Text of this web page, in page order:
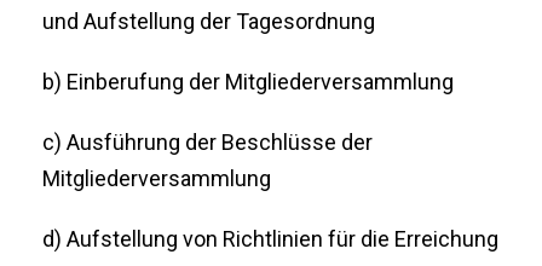
und Aufstellung der Tagesordnung
b) Einberufung der Mitgliederversammlung
c) Ausführung der Beschlüsse der
Mitgliederversammlung
d) Aufstellung von Richtlinien für die Erreichung